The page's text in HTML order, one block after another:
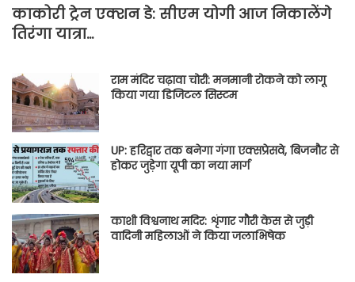
काकोरी ट्रेन एक्शन डे: सीएम योगी आज निकालेंगे
तिरंगा यात्रा…
राम मंदिर चढ़ावा चोरी: मनमानी रोकने को लागू
किया गया डिजिटल सिस्टम
UP: हरिद्वार तक बनेगा गंगा एक्सप्रेसवे, बिजनौर से
होकर जुड़ेगा यूपी का नया मार्ग
काशी विश्वनाथ मदिर: शृंगार गौरी केस से जुड़ी
वादिनी महिलाओं ने किया जलाभिषेक